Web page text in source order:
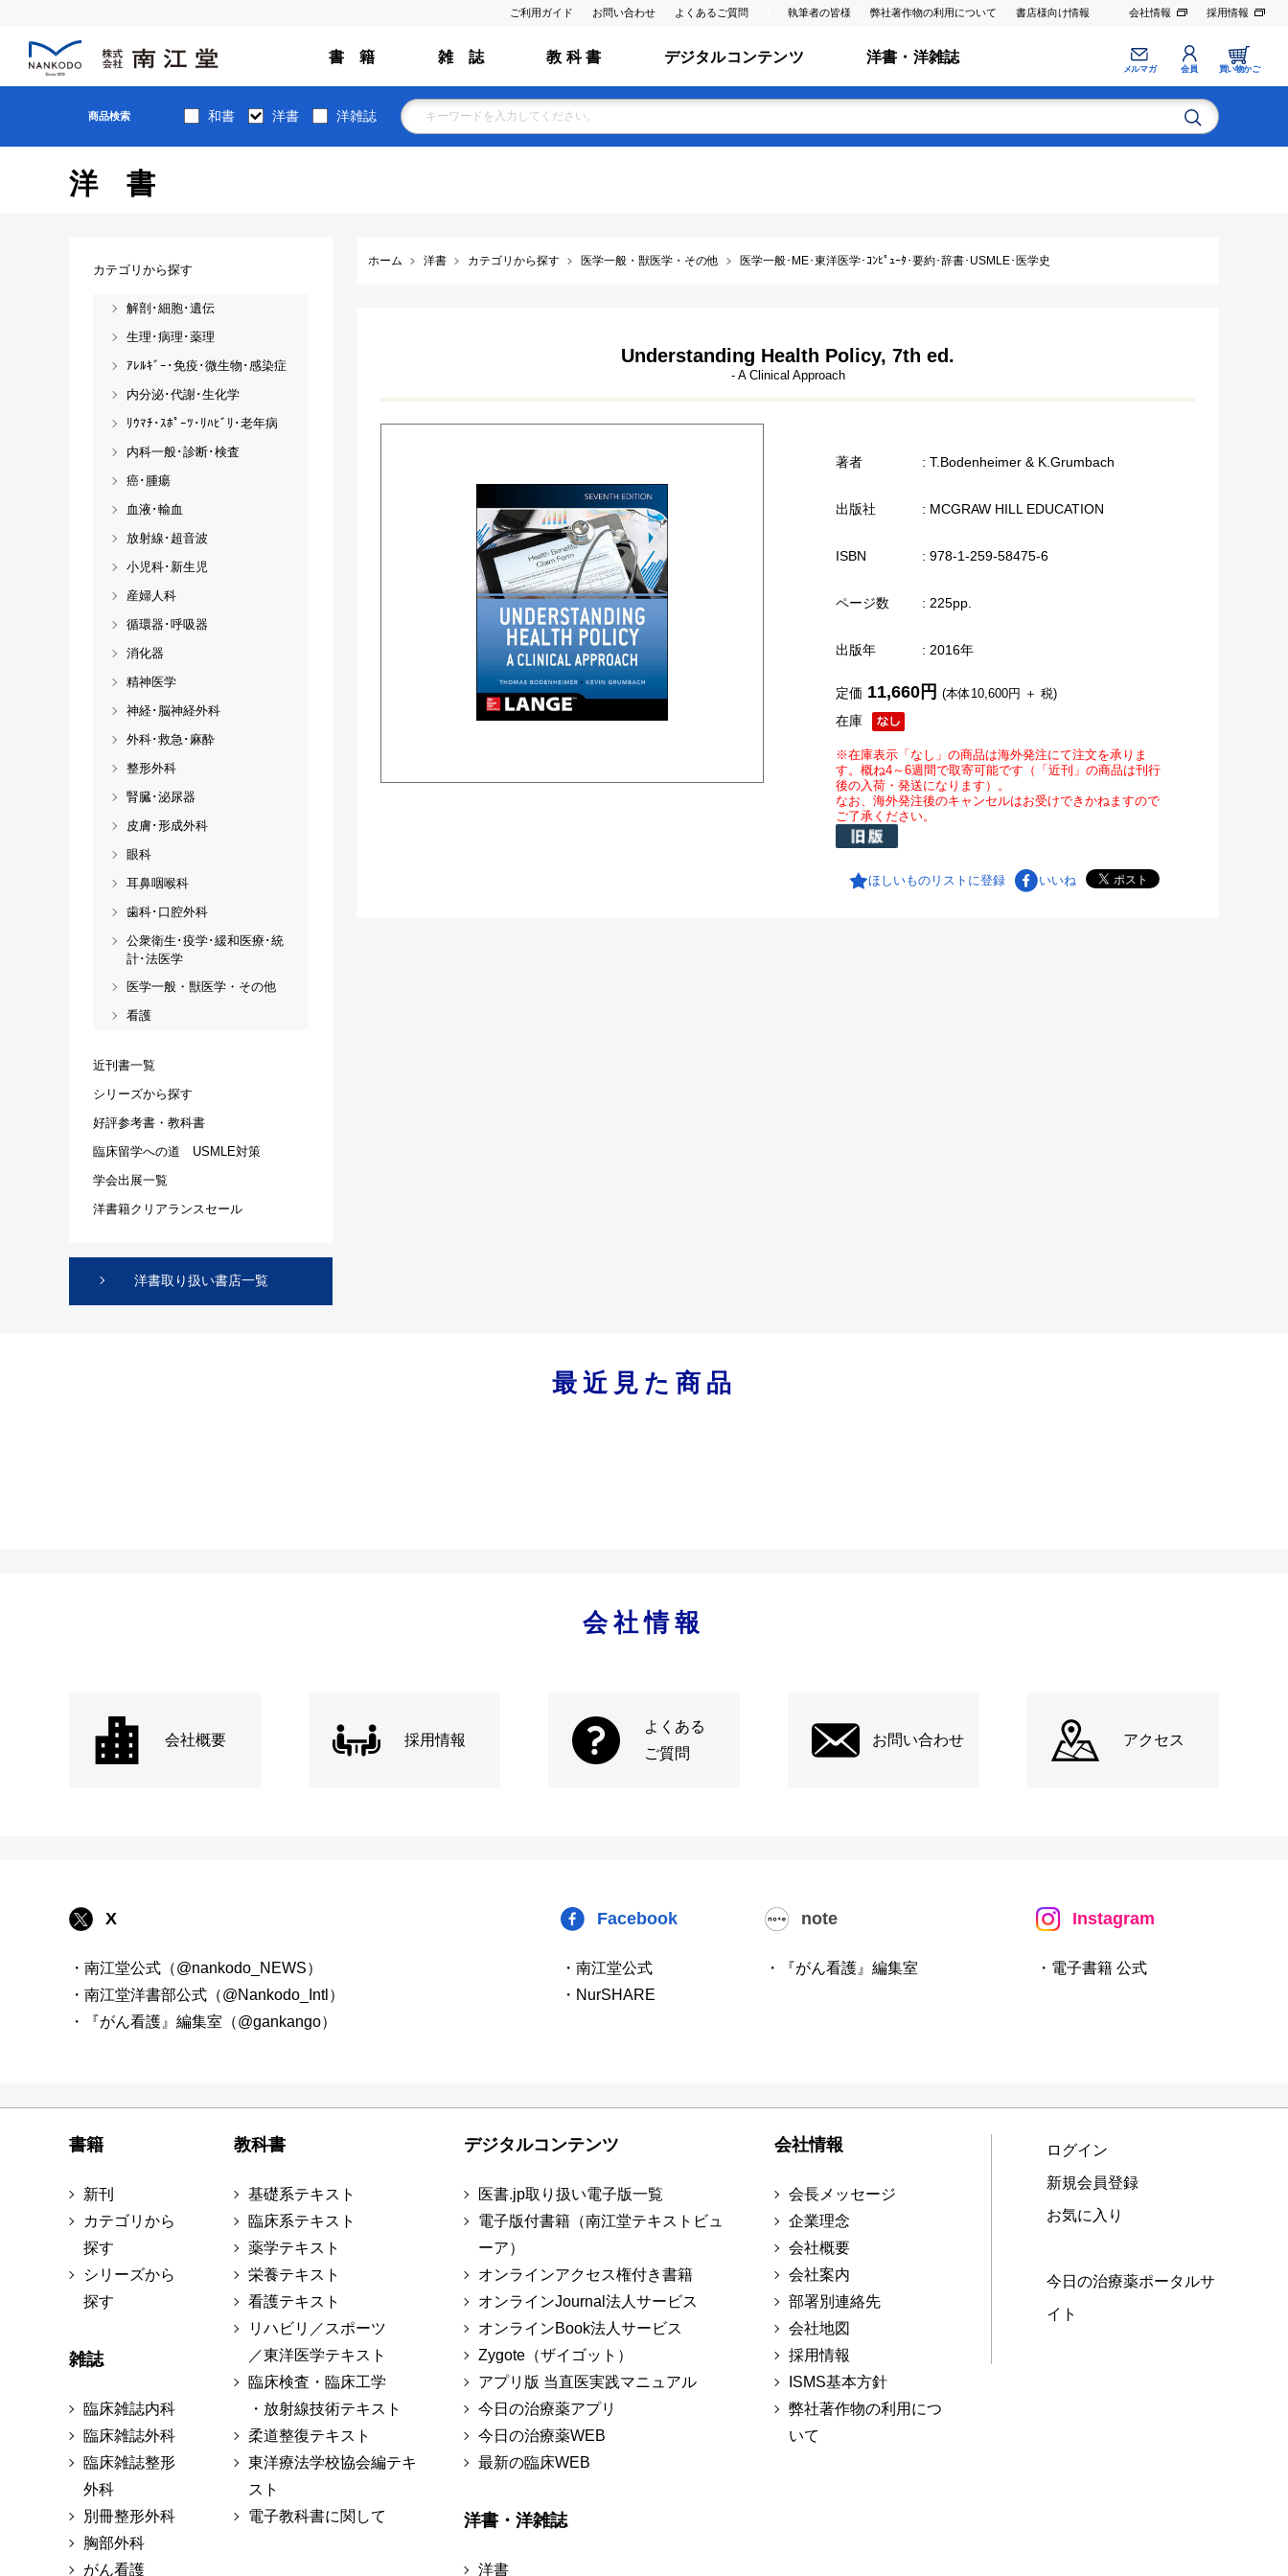
ご利用ガイド お問い合わせ よくあるご質問 執筆者の皆様 弊社著作物の利用について 書店様向け情報 会社情報 採用情報
書 籍 雑 誌 教 科 書 デジタルコンテンツ 洋書・洋雑誌
メルマガ 会員 買い物かご
商品検索 和書 洋書 洋雑誌
洋書
ホーム 洋書 カテゴリから探す 医学一般・獣医学・その他 医学一般･ME･東洋医学･ｺﾝﾋﾟｭｰﾀ･要約･辞書･USMLE･医学史
Understanding Health Policy, 7th ed.
- A Clinical Approach
著者 : T.Bodenheimer & K.Grumbach
出版社 : MCGRAW HILL EDUCATION
ISBN : 978-1-259-58475-6
ページ数 : 225pp.
出版年 : 2016年
在庫
定価 11,660円 (本体10,600円 ＋ 税)
※在庫表示「なし」の商品は海外発注にて注文を承りま
す。概ね4～6週間で取寄可能です（「近刊」の商品は刊行
後の入荷・発送になります）。
なお、海外発注後のキャンセルはお受けできかねますので
ご了承ください。
ほしいものリストに登録 いいね
カテゴリから探す
解剖･細胞･遺伝
生理･病理･薬理
ｱﾚﾙｷﾞｰ･免疫･微生物･感染症
内分泌･代謝･生化学
ﾘｳﾏﾁ･ｽﾎﾟｰﾂ･ﾘﾊﾋﾞﾘ･老年病
内科一般･診断･検査
癌･腫瘍
血液･輸血
放射線･超音波
小児科･新生児
産婦人科
循環器･呼吸器
消化器
精神医学
神経･脳神経外科
外科･救急･麻酔
整形外科
腎臓･泌尿器
皮膚･形成外科
眼科
耳鼻咽喉科
歯科･口腔外科
公衆衛生･疫学･緩和医療･統
計･法医学
医学一般・獣医学・その他
看護
近刊書一覧
シリーズから探す
好評参考書・教科書
臨床留学への道 USMLE対策
学会出展一覧
洋書籍クリアランスセール
洋書取り扱い書店一覧
最近見た商品
会社情報
会社概要 採用情報
よくある
ご質問
お問い合わせ アクセス
X
・南江堂公式（@nankodo_NEWS）
・南江堂洋書部公式（@Nankodo_Intl）
・『がん看護』編集室（@gankango）
Facebook
・南江堂公式
・NurSHARE
note
・『がん看護』編集室
Instagram
・電子書籍 公式
書籍
新刊
カテゴリから
探す
シリーズから
探す
雑誌
臨床雑誌内科
臨床雑誌外科
臨床雑誌整形
外科
別冊整形外科
胸部外科
がん看護
教科書
基礎系テキスト
臨床系テキスト
薬学テキスト
栄養テキスト
看護テキスト
リハビリ／スポーツ
／東洋医学テキスト
臨床検査・臨床工学
・放射線技術テキスト
柔道整復テキスト
東洋療法学校協会編テキ
スト
電子教科書に関して
デジタルコンテンツ
医書.jp取り扱い電子版一覧
電子版付書籍（南江堂テキストビュ
ーア）
オンラインアクセス権付き書籍
オンラインJournal法人サービス
オンラインBook法人サービス
Zygote（ザイゴット）
アプリ版 当直医実践マニュアル
今日の治療薬アプリ
今日の治療薬WEB
最新の臨床WEB
洋書・洋雑誌
洋書
会社情報
会長メッセージ
企業理念
会社概要
会社案内
部署別連絡先
会社地図
採用情報
ISMS基本方針
弊社著作物の利用につ
いて
ログイン
新規会員登録
お気に入り
今日の治療薬ポータルサ
イト